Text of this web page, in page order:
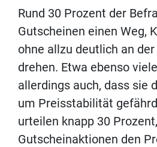
Rund 30 Prozent der
Gutscheinen einen Weg,
ohne allzu deutlich an
drehen. Etwa ebenso
allerdings auch, dass sie
um Preisstabilität
urteilen knapp 30
Gutscheinaktionen den